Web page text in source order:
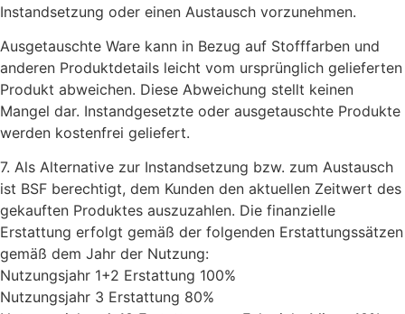
Instandsetzung oder einen Austausch vorzunehmen.
Ausgetauschte Ware kann in Bezug auf Stofffarben und
anderen Produktdetails leicht vom ursprünglich gelieferten
Produkt abweichen. Diese Abweichung stellt keinen
Mangel dar. Instandgesetzte oder ausgetauschte Produkte
werden kostenfrei geliefert.
7. Als Alternative zur Instandsetzung bzw. zum Austausch
ist BSF berechtigt, dem Kunden den aktuellen Zeitwert des
gekauften Produktes auszuzahlen. Die finanzielle
Erstattung erfolgt gemäß der folgenden Erstattungssätzen
gemäß dem Jahr der Nutzung:
Nutzungsjahr 1+2 Erstattung 100%
Nutzungsjahr 3 Erstattung 80%